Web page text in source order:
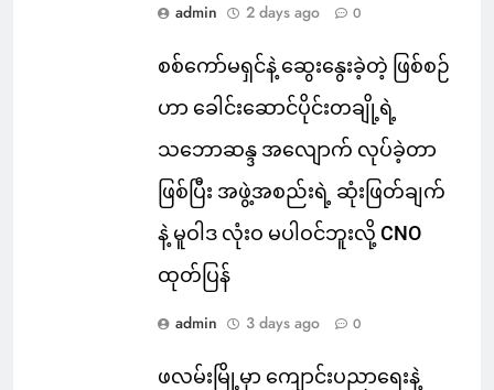
admin 2 days ago 0
စစ်ကော်မရှင်နဲ့ ဆွေးနွေးခဲ့တဲ့ ဖြစ်စဉ်
ဟာ ခေါင်းဆောင်ပိုင်းတချို့ရဲ့
သဘောဆန္ဒ အလျောက် လုပ်ခဲ့တာ
ဖြစ်ပြီး အဖွဲ့အစည်းရဲ့ ဆုံးဖြတ်ချက်
နဲ့ မူဝါဒ လုံးဝ မပါဝင်ဘူးလို့ CNO
ထုတ်ပြန်
admin 3 days ago 0
ဖလမ်းမြို့မှာ ကျောင်းပညာရေးနဲ့